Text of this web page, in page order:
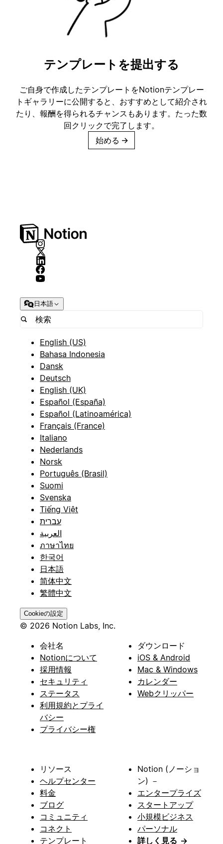
テンプレートを提出する
ご自身で作成したテンプレートをNotionテンプレー
トギャラリーに公開すると、おすすめとして紹介され
たり、報酬を得られるチャンスもあります。たった数
回クリックで完了します。
始める →
日本語
English (US)
Bahasa Indonesia
Dansk
Deutsch
English (UK)
Español (España)
Español (Latinoamérica)
Français (France)
Italiano
Nederlands
Norsk
Português (Brasil)
Suomi
Svenska
Tiếng Việt
עברית
العربية
ภาษาไทย
한국어
日本語
简体中文
繁體中文
Cookieの設定
© 2026 Notion Labs, Inc.
会社名
Notionについて
採用情報
セキュリティ
ステータス
利用規約とプライ
バシー
プライバシー権
ダウンロード
iOS & Android
Mac & Windows
カレンダー
Webクリッパー
リソース
ヘルプセンター
料金
ブログ
コミュニティ
コネクト
テンプレート
Notion (ノーショ
ン) －
エンタープライズ
スタートアップ
小規模ビジネス
パーソナル
詳しく見る →